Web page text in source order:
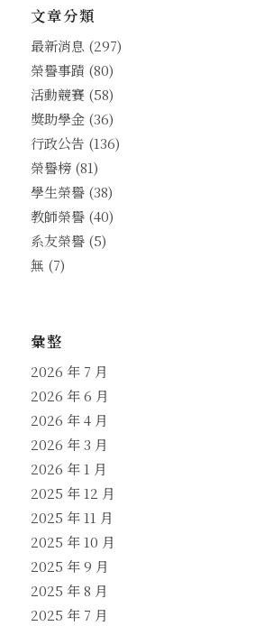
文章分類
最新消息 (297)
榮譽事蹟 (80)
活動競賽 (58)
獎助學金(36)
行政公告 (136)
榮譽榜(81)
學生榮譽(38)
教師榮譽(40)
系友榮譽(5)
無 (7)
彙整
2026 年 7 月
2026 年 6 月
2026 年 4 月
2026 年 3 月
2026 年 1 月
2025 年 12 月
2025 年 11 月
2025 年 10 月
2025 年 9 月
2025 年 8 月
2025 年 7 月